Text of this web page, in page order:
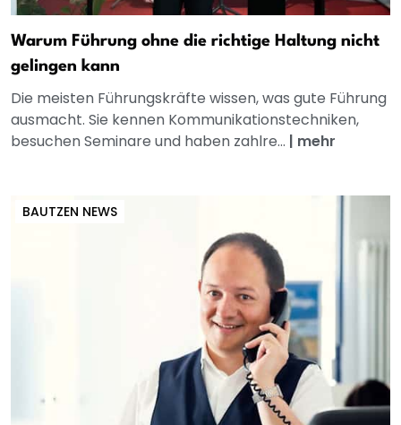
Warum Führung ohne die richtige Haltung nicht
gelingen kann
Die meisten Führungskräfte wissen, was gute Führung
ausmacht. Sie kennen Kommunikationstechniken,
besuchen Seminare und haben zahlre... | mehr
BAUTZEN NEWS